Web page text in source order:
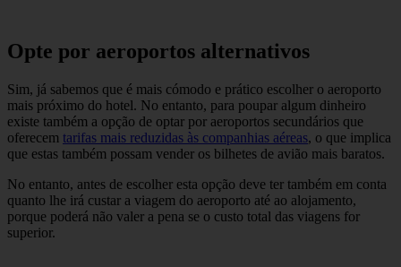
Opte por aeroportos alternativos
Sim, já sabemos que é mais cómodo e prático escolher o aeroporto
mais próximo do hotel. No entanto, para poupar algum dinheiro
existe também a opção de optar por aeroportos secundários que
oferecem tarifas mais reduzidas às companhias aéreas, o que implica
que estas também possam vender os bilhetes de avião mais baratos.
No entanto, antes de escolher esta opção deve ter também em conta
quanto lhe irá custar a viagem do aeroporto até ao alojamento,
porque poderá não valer a pena se o custo total das viagens for
superior.